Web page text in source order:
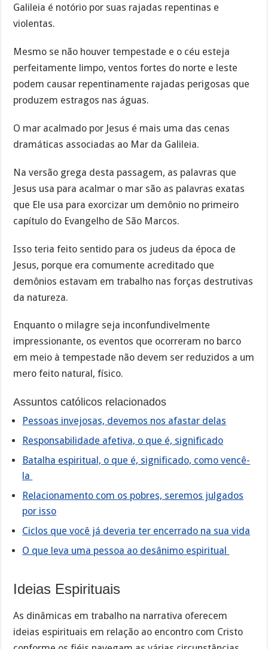
Galileia é notório por suas rajadas repentinas e
violentas.
Mesmo se não houver tempestade e o céu esteja
perfeitamente limpo, ventos fortes do norte e leste
podem causar repentinamente rajadas perigosas que
produzem estragos nas águas.
O mar acalmado por Jesus é mais uma das cenas
dramáticas associadas ao Mar da Galileia.
Na versão grega desta passagem, as palavras que
Jesus usa para acalmar o mar são as palavras exatas
que Ele usa para exorcizar um demônio no primeiro
capítulo do Evangelho de São Marcos.
Isso teria feito sentido para os judeus da época de
Jesus, porque era comumente acreditado que
demônios estavam em trabalho nas forças destrutivas
da natureza.
Enquanto o milagre seja inconfundivelmente
impressionante, os eventos que ocorreram no barco
em meio à tempestade não devem ser reduzidos a um
mero feito natural, físico.
Assuntos católicos relacionados
Pessoas invejosas, devemos nos afastar delas
Responsabilidade afetiva, o que é, significado
Batalha espiritual, o que é, significado, como vencê-
la
Relacionamento com os pobres, seremos julgados
por isso
Ciclos que você já deveria ter encerrado na sua vida
O que leva uma pessoa ao desânimo espiritual
Ideias Espirituais
As dinâmicas em trabalho na narrativa oferecem
ideias espirituais em relação ao encontro com Cristo